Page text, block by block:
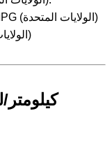
= 35.2821874942134 MPG (الولايات المتحدة)